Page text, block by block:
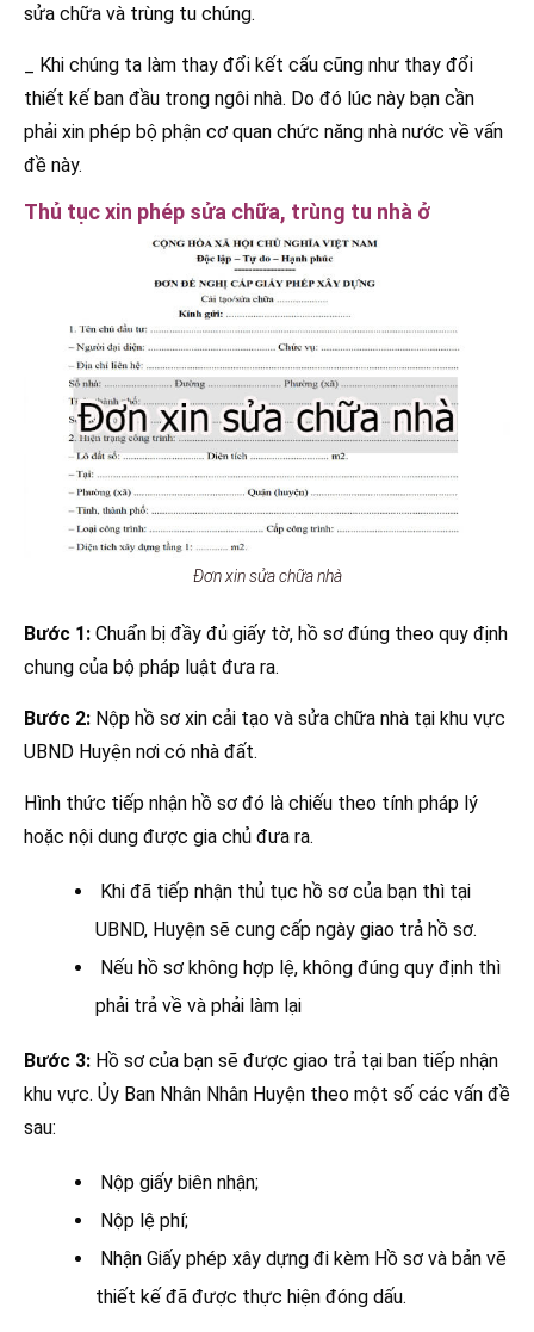
sửa chữa và trùng tu chúng.
_ Khi chúng ta làm thay đổi kết cấu cũng như thay đổi
thiết kế ban đầu trong ngôi nhà. Do đó lúc này bạn cần
phải xin phép bộ phận cơ quan chức năng nhà nước về vấn
đề này.
Thủ tục xin phép sửa chữa, trùng tu nhà ở
Đơn xin sửa chữa nhà
Bước 1: Chuẩn bị đầy đủ giấy tờ, hồ sơ đúng theo quy định
chung của bộ pháp luật đưa ra.
Bước 2: Nộp hồ sơ xin cải tạo và sửa chữa nhà tại khu vực
UBND Huyện nơi có nhà đất.
Hình thức tiếp nhận hồ sơ đó là chiếu theo tính pháp lý
hoặc nội dung được gia chủ đưa ra.
Khi đã tiếp nhận thủ tục hồ sơ của bạn thì tại
UBND, Huyện sẽ cung cấp ngày giao trả hồ sơ.
Nếu hồ sơ không hợp lệ, không đúng quy định thì
phải trả về và phải làm lại
Bước 3: Hồ sơ của bạn sẽ được giao trả tại ban tiếp nhận
khu vực. Ủy Ban Nhân Nhân Huyện theo một số các vấn đề
sau:
Nộp giấy biên nhận;
Nộp lệ phí;
Nhận Giấy phép xây dựng đi kèm Hồ sơ và bản vẽ
thiết kế đã được thực hiện đóng dấu.